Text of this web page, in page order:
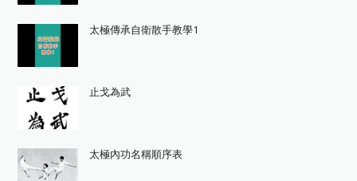
太極傳承自衛散手教學1
止戈為武
太極內功名稱順序表